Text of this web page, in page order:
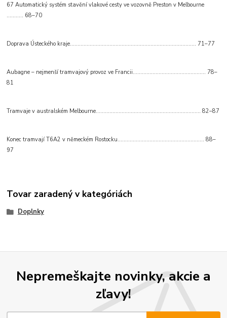
67 Automatický systém stavění vlakové cesty ve vozovně Preston v Melbourne
........... 68–70
Doprava Ústeckého kraje................................................................................... 71–77
Aubagne – nejmenší tramvajový provoz ve Francii................................................ 78–
81
Tramvaje v australském Melbourne..................................................................... 82–87
Konec tramvají T6A2 v německém Rostocku......................................................... 88–
97
Tovar zaradený v kategóriách
Doplnky
Nepremeškajte novinky, akcie a
zľavy!